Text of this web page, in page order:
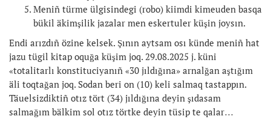
Meniñ türme ülgisindegi (robo) kiimdi kimeuden basqa
bükil äkimşilik jazalar men eskertuler küşin joysın.
Endi arızdıñ özine kelsek. Şının aytsam osı künde meniñ hat
jazu tügil kitap oquğa küşim joq. 29.08.2025 j. küni
«totalitarlı konstituciyanıñ «30 jıldığına» arnalğan aştığım
äli toqtağan joq. Sodan beri on (10) keli salmaq tastappın.
Täuelsizdiktiñ otız tört (34) jıldığına deyin şıdasam
salmağım bälkim sol otız törtke deyin tüsip te qalar…